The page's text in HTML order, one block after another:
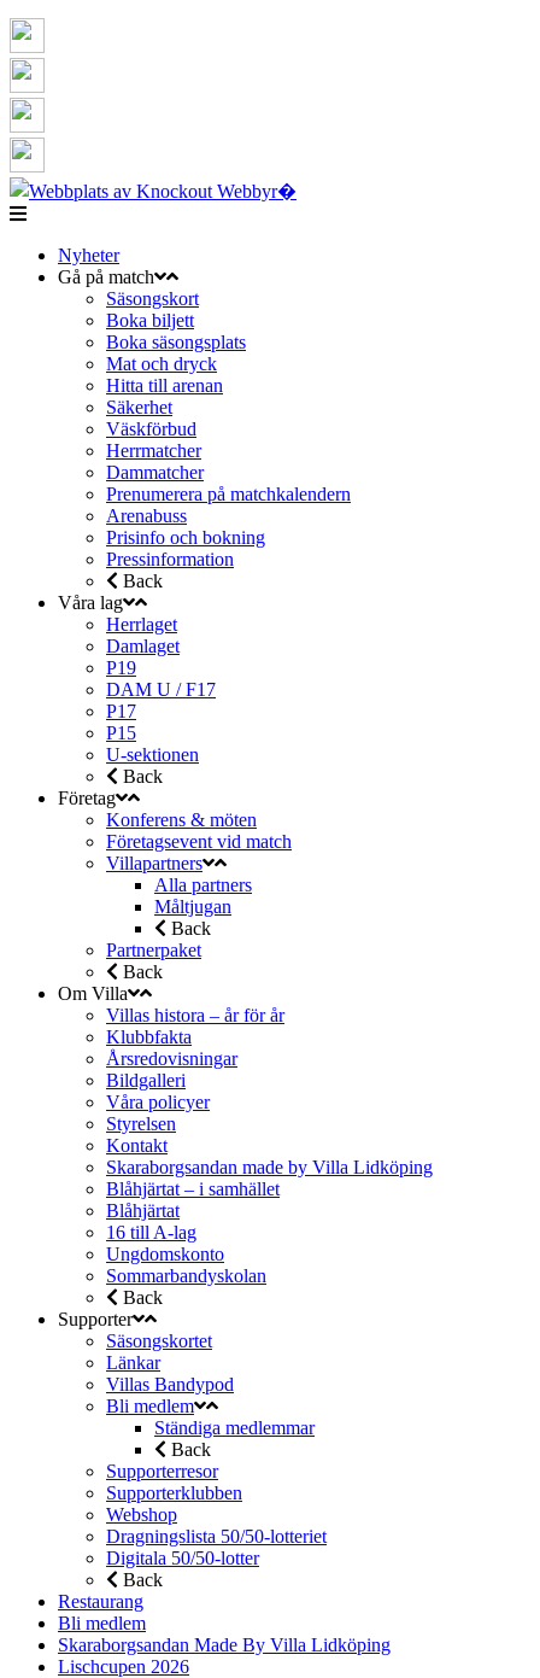
Nyheter
Gå på match
Säsongskort
Boka biljett
Boka säsongsplats
Mat och dryck
Hitta till arenan
Säkerhet
Väskförbud
Herrmatcher
Dammatcher
Prenumerera på matchkalendern
Arenabuss
Prisinfo och bokning
Pressinformation
Back
Våra lag
Herrlaget
Damlaget
P19
DAM U / F17
P17
P15
U-sektionen
Back
Företag
Konferens & möten
Företagsevent vid match
Villapartners
Alla partners
Måltjugan
Back
Partnerpaket
Back
Om Villa
Villas histora – år för år
Klubbfakta
Årsredovisningar
Bildgalleri
Våra policyer
Styrelsen
Kontakt
Skaraborgsandan made by Villa Lidköping
Blåhjärtat – i samhället
Blåhjärtat
16 till A-lag
Ungdomskonto
Sommarbandyskolan
Back
Supporter
Säsongskortet
Länkar
Villas Bandypod
Bli medlem
Ständiga medlemmar
Back
Supporterresor
Supporterklubben
Webshop
Dragningslista 50/50-lotteriet
Digitala 50/50-lotter
Back
Restaurang
Bli medlem
Skaraborgsandan Made By Villa Lidköping
Lischcupen 2026